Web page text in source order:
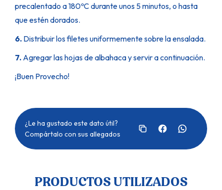
precalentado a 180ºC durante unos 5 minutos, o hasta
que estén dorados.
6. Distribuir los filetes uniformemente sobre la ensalada.
7. Agregar las hojas de albahaca y servir a continuación.
¡Buen Provecho!
¿Le ha gustado este dato útil?
Compártalo con sus allegados
PRODUCTOS UTILIZADOS